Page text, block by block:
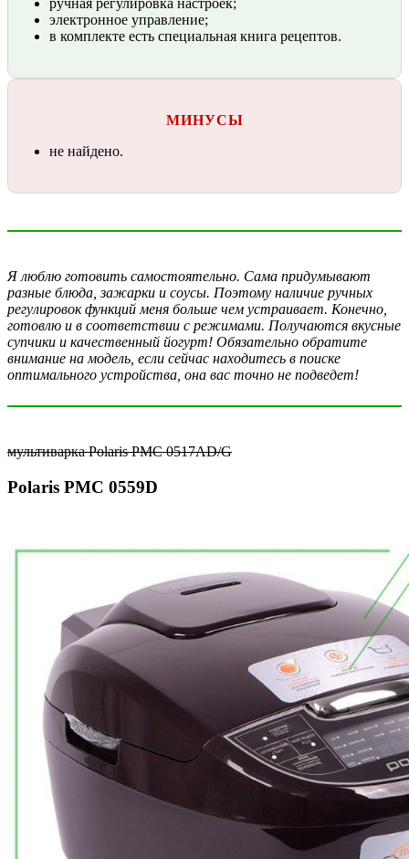
электронное управление;
в комплекте есть специальная книга рецептов.
МИНУСЫ
не найдено.
Я люблю готовить самостоятельно. Сама придумывают
разные блюда, зажарки и соусы. Поэтому наличие ручных
регулировок функций меня больше чем устраивает. Конечно,
готовлю и в соответствии с режимами. Получаются вкусные
супчики и качественный йогурт! Обязательно обратите
внимание на модель, если сейчас находитесь в поиске
оптимального устройства, она вас точно не подведет!
мультиварка Polaris PMC 0517AD/G
Polaris PMC 0559D